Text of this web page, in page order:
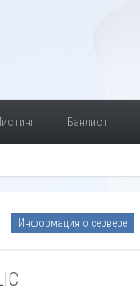
Банлист
Информация о сервере